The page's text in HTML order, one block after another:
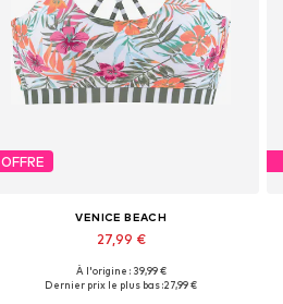
OFFRE
VENICE BEACH
27,99 €
+3
Tailles disponibles: 70, 75, 75, 80, 80
À l'origine : 39,99 €
Dernier prix le plus bas :27,99 €